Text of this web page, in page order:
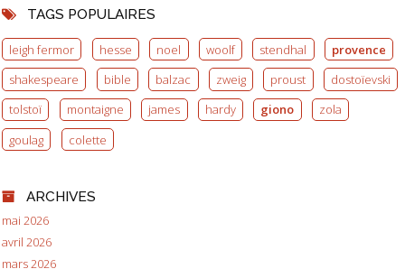
TAGS POPULAIRES
leigh fermor hesse noel woolf stendhal
provence
shakespeare
bible balzac zweig proust
dostoïevski
tolstoï
montaigne james hardy giono
zola
goulag
colette
ARCHIVES
mai 2026
avril 2026
mars 2026